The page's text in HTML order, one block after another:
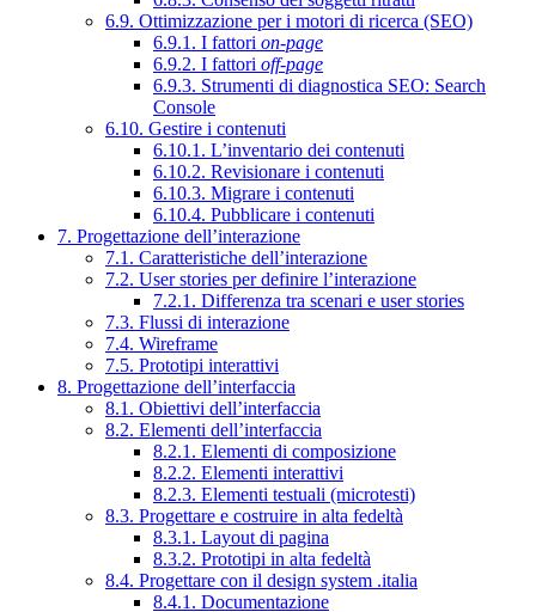
6.9. Ottimizzazione per i motori di ricerca (SEO)
6.9.1. I fattori on-page
6.9.2. I fattori off-page
6.9.3. Strumenti di diagnostica SEO: Search
Console
6.10. Gestire i contenuti
6.10.1. L’inventario dei contenuti
6.10.2. Revisionare i contenuti
6.10.3. Migrare i contenuti
6.10.4. Pubblicare i contenuti
7. Progettazione dell’interazione
7.1. Caratteristiche dell’interazione
7.2. User stories per definire l’interazione
7.2.1. Differenza tra scenari e user stories
7.3. Flussi di interazione
7.4. Wireframe
7.5. Prototipi interattivi
8. Progettazione dell’interfaccia
8.1. Obiettivi dell’interfaccia
8.2. Elementi dell’interfaccia
8.2.1. Elementi di composizione
8.2.2. Elementi interattivi
8.2.3. Elementi testuali (microtesti)
8.3. Progettare e costruire in alta fedeltà
8.3.1. Layout di pagina
8.3.2. Prototipi in alta fedeltà
8.4. Progettare con il design system .italia
8.4.1. Documentazione